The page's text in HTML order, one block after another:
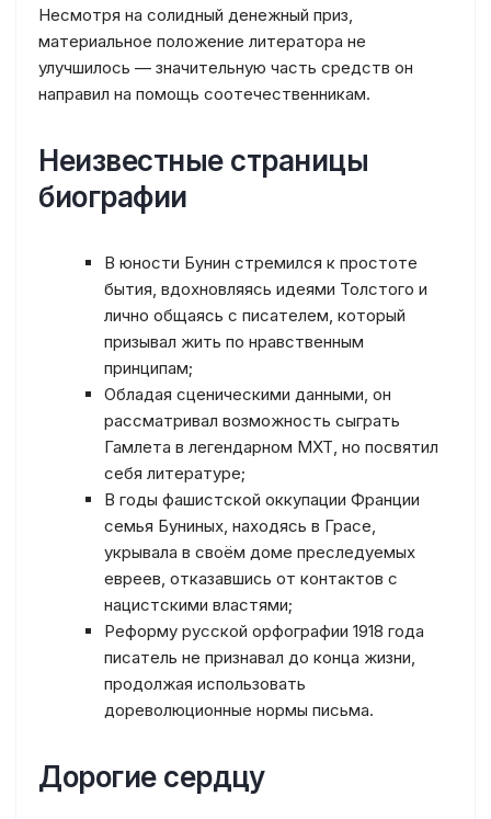
Несмотря на солидный денежный приз,
материальное положение литератора не
улучшилось — значительную часть средств он
направил на помощь соотечественникам.
Неизвестные страницы
биографии
В юности Бунин стремился к простоте
бытия, вдохновляясь идеями Толстого и
лично общаясь с писателем, который
призывал жить по нравственным
принципам;
Обладая сценическими данными, он
рассматривал возможность сыграть
Гамлета в легендарном МХТ, но посвятил
себя литературе;
В годы фашистской оккупации Франции
семья Буниных, находясь в Грасе,
укрывала в своём доме преследуемых
евреев, отказавшись от контактов с
нацистскими властями;
Реформу русской орфографии 1918 года
писатель не признавал до конца жизни,
продолжая использовать
дореволюционные нормы письма.
Дорогие сердцу